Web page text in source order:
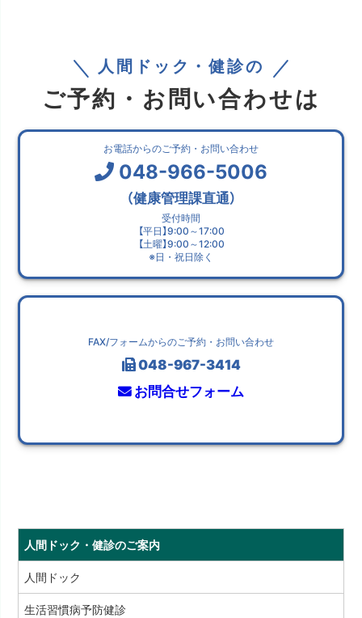
人間ドック・健診の
ご予約・お問い合わせは
お電話からのご予約・お問い合わせ
048-966-5006
（健康管理課直通）
受付時間
【平日】9:00～17:00
【土曜】9:00～12:00
※日・祝日除く
FAX/フォームからのご予約・お問い合わせ
048-967-3414
お問合せフォーム
人間ドック・健診のご案内
人間ドック
生活習慣病予防健診